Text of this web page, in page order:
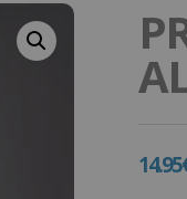
14.95